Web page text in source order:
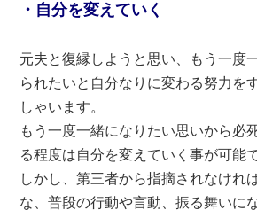
・自分を変えていく
元夫と復縁しようと思い、もう一度
られたいと自分なりに変わる努力を
しゃいます。
もう一度一緒になりたい思いから必
る程度は自分を変えていく事が可能
しかし、第三者から指摘されなけれ
な、普段の行動や言動、振る舞いに